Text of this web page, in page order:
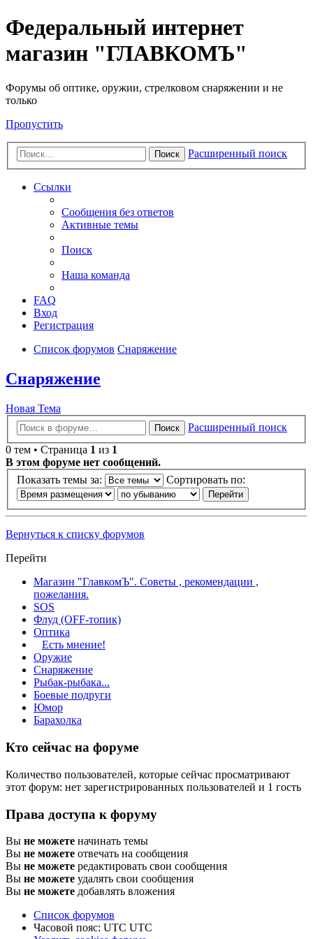
Федеральный интернет
магазин "ГЛАВКОМЪ"
Форумы об оптике, оружии, стрелковом снаряжении и не
только
Пропустить
Поиск Расширенный поиск
Ссылки
Сообщения без ответов
Активные темы
Поиск
Наша команда
FAQ
Вход
Регистрация
Список форумов Снаряжение
Снаряжение
Новая Тема
Поиск
Расширенный поиск
0 тем • Страница 1 из 1
В этом форуме нет сообщений.
Показать темы за:
Сортировать по:
Вернуться к списку форумов
Перейти
Магазин "ГлавкомЪ". Советы , рекомендации ,
пожелания.
SOS
Флуд (OFF-топик)
Оптика
Есть мнение!
Оружие
Снаряжение
Рыбак-рыбака...
Боевые подруги
Юмор
Барахолка
Кто сейчас на форуме
Количество пользователей, которые сейчас просматривают
этот форум: нет зарегистрированных пользователей и 1 гость
Права доступа к форуму
Вы не можете начинать темы
Вы не можете отвечать на сообщения
Вы не можете редактировать свои сообщения
Вы не можете удалять свои сообщения
Вы не можете добавлять вложения
Список форумов
Часовой пояс: UTC UTC